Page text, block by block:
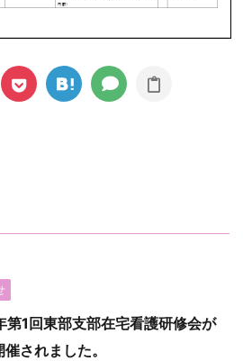
第1回東部支部在宅看護研修会が
されました。